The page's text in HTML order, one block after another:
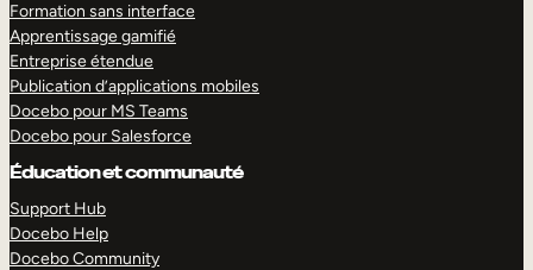
Formation sans interface
Apprentissage gamifié
Entreprise étendue
Publication d’applications mobiles
Docebo pour MS Teams
Docebo pour Salesforce
Éducation et communauté
Support Hub
Docebo Help
Docebo Community